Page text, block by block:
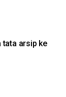
tata arsip ke